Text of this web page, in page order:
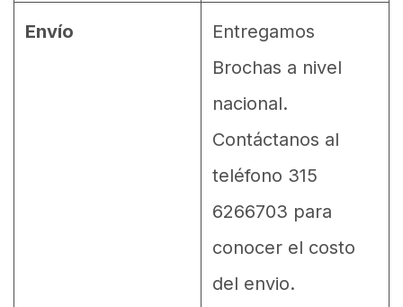
Envío
Entregamos
Brochas a nivel
nacional.
Contáctanos al
teléfono 315
6266703 para
conocer el costo
del envio.